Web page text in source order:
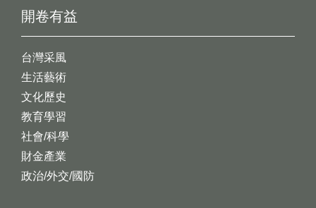
開卷有益
台灣采風
生活藝術
文化歷史
教育學習
社會/科學
財金產業
政治/外交/國防